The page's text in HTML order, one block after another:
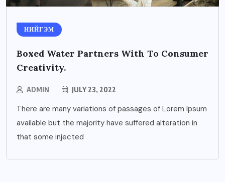
НИЙГЭМ
Boxed Water Partners With To Consumer
Creativity.
ADMIN JULY 23, 2022
There are many variations of passages of Lorem Ipsum
available but the majority have suffered alteration in
that some injected